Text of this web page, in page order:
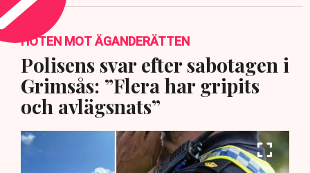
HOTEN MOT ÄGANDERÄTTEN
Polisens svar efter sabotagen i
Grimsås: ”Flera har gripits
och avlägsnats”